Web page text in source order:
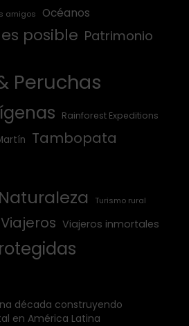
amigos Océanos
posible Patrimonio
Peruchas
Rainforest Expeditions
Tambopata
Turismo rural
Viajeros Viajeros inmortales
década construyendo
en América Latina